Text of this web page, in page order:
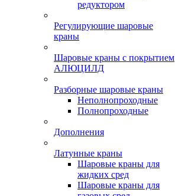
редуктором
Регулирующие шаровые
краны
Шаровые краны с покрытием
АЛЮЦИЛД
Разборные шаровые краны
Неполнопроходные
Полнопроходные
Дополнения
Латунные краны
Шаровые краны для
жидких сред
Шаровые краны для